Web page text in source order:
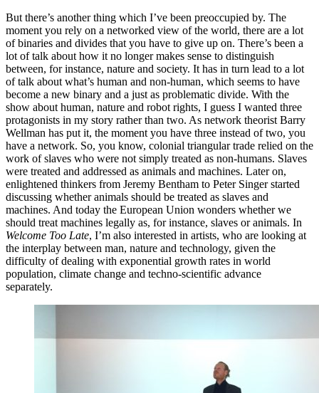
But there’s another thing which I’ve been preoccupied by. The
moment you rely on a networked view of the world, there are a lot
of binaries and divides that you have to give up on. There’s been a
lot of talk about how it no longer makes sense to distinguish
between, for instance, nature and society. It has in turn lead to a lot
of talk about what’s human and non-human, which seems to have
become a new binary and a just as problematic divide. With the
show about human, nature and robot rights, I guess I wanted three
protagonists in my story rather than two. As network theorist Barry
Wellman has put it, the moment you have three instead of two, you
have a network. So, you know, colonial triangular trade relied on the
work of slaves who were not simply treated as non-humans. Slaves
were treated and addressed as animals and machines. Later on,
enlightened thinkers from Jeremy Bentham to Peter Singer started
discussing whether animals should be treated as slaves and
machines. And today the European Union wonders whether we
should treat machines legally as, for instance, slaves or animals. In
Welcome Too Late, I’m also interested in artists, who are looking at
the interplay between man, nature and technology, given the
difficulty of dealing with exponential growth rates in world
population, climate change and techno-scientific advance
separately.